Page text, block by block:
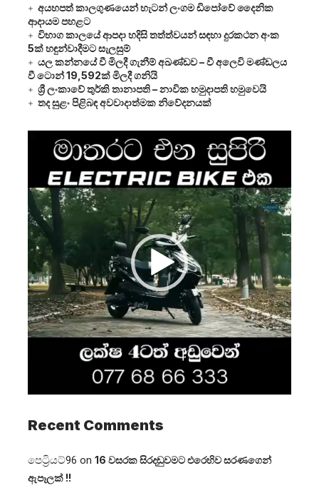
අයහපත් කාලගුණයෙන් හැටන් ලංගම ඩිපෝවේ දෛනික
ආදායම පහළට
විභාග කාලයේ ආපදා හදිසි තත්ත්වයන් සඳහා දුරකථන අංක
5ක් හඳුන්වාදීමට සැලසුම්
යල කන්නයේ වී මිලදී ගැනීම් අඛණ්ඩව – වී අලෙවි මණ්ඩලය
වී ටොන් 19,592ක් මිලදී ගනියි
ශ්‍රී ලංකාවේ තුර්කි තානාපති – නාවික හමුදාපති හමුවෙයි
තද සුළං පිළිබඳ අවවාදාත්මක නිවේදනයක්
Player
Recent Comments
පෙට්‍රියට්96 on 16 වසරක සිරදඬුවමට එරෙහිව සරණගෙන්
ඇපෑලක් !!